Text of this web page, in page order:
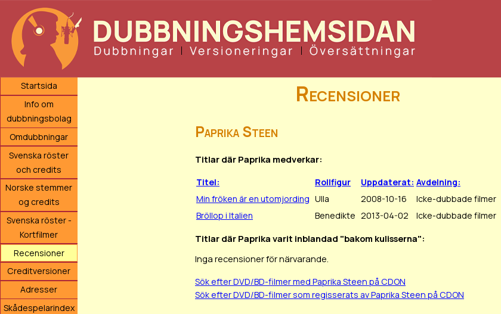
Startsida
Info om
dubbningsbolag
Omdubbningar
Svenska röster
och credits
Norske stemmer
og credits
Svenska röster -
Kortfilmer
Recensioner
Creditversioner
Adresser
Skådespelarindex
Recensioner
Paprika Steen
Titlar där Paprika medverkar:
Titel: Rollfigur Uppdaterat: Avdelning:
Min fröken är en utomjording Ulla 2008-10-16
Icke-dubbade filmer
Bröllop i Italien
Benedikte 2013-04-02 Icke-dubbade filmer
Titlar där Paprika varit inblandad "bakom kulisserna":
Inga recensioner för närvarande.
Sök efter DVD/BD-filmer med Paprika Steen på CDON
Sök efter DVD/BD-filmer som regisserats av Paprika Steen på CDON